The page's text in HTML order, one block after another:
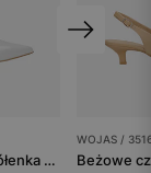
Białe perłowe czółenka damskie na srebrnej szpilce
WOJAS /